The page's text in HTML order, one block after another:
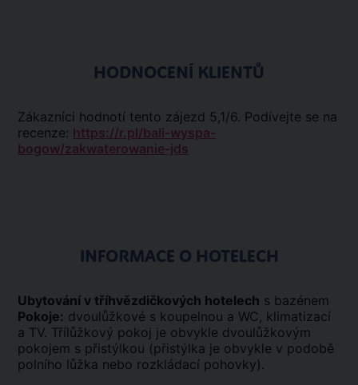
HODNOCENÍ KLIENTŮ
Zákazníci hodnotí tento zájezd 5,1/6. Podívejte se na
recenze: https://r.pl/bali-wyspa-
bogow/zakwaterowanie-jds
INFORMACE O HOTELECH
Ubytování v tříhvězdičkových hotelech s bazénem
Pokoje: dvoulůžkové s koupelnou a WC, klimatizací
a TV. Třílůžkový pokoj je obvykle dvoulůžkovým
pokojem s přistýlkou (přistýlka je obvykle v podobě
polního lůžka nebo rozkládací pohovky).